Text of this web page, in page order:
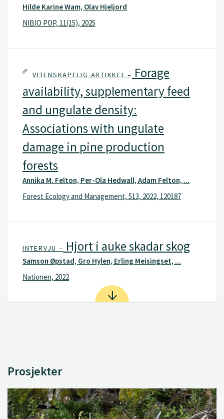
Hilde Karine Wam, Olav Hjeljord
NIBIO POP, 11(15), 2025
VITENSKAPELIG ARTIKKEL – Forage
availability, supplementary feed
and ungulate density:
Associations with ungulate
damage in pine production
forests
Annika M. Felton, Per-Ola Hedwall, Adam Felton, ...
Forest Ecology and Management, 513, 2022, 120187
INTERVJU – Hjort i auke skadar skog
Samson Øpstad, Gro Hylen, Erling Meisingset, ...
Nationen, 2022
Prosjekter